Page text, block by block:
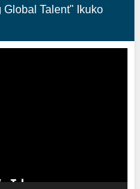
Talent" Ikuko